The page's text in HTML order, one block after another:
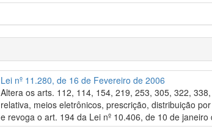
Lei nº 11.280, de 16 de Fevereiro de 2006
Altera os arts. 112, 114, 154, 219, 253, 305, 322,
relativa, meios eletrônicos, prescrição, distribuição
e revoga o art. 194 da Lei nº 10.406, de 10 de janeiro